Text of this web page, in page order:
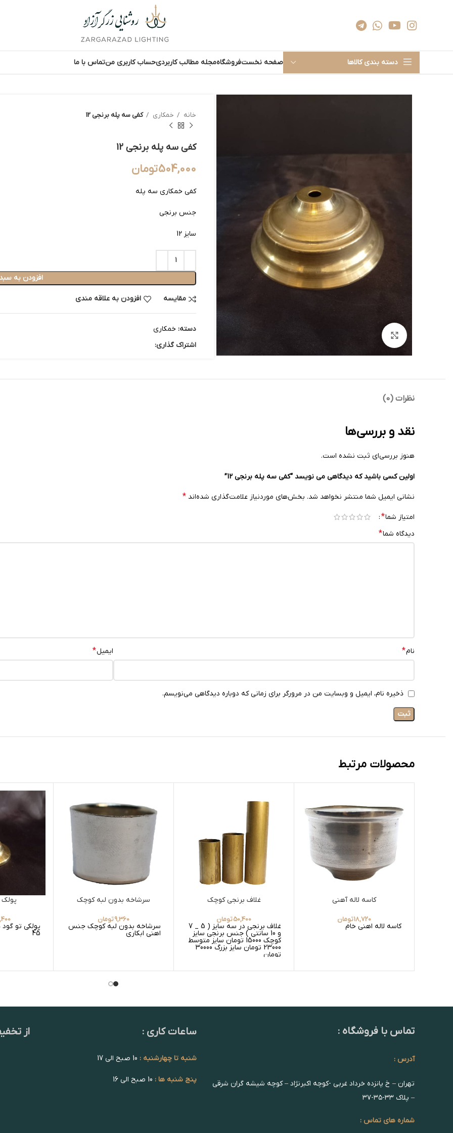
دسته بندی کالاها صفحه نخستفروشگاهمجله مطالب کاربردیحساب کاربری منتماس با ما
خانه خمکاری کفی سه پله برنجی 12
کفی سه پله برنجی 12
504,000تومان
کفی خمکاری سه پله
جنس برنجی
سایز 12
افزودن به
مقایسه افزودن به علاقه مندی
دسته: خمکاری
اشتراک گذاری:
نظرات (0)
نقد و بررسی‌ها
هنوز بررسی‌ای ثبت نشده است.
اولین کسی باشید که دیدگاهی می نویسد “کفی سه پله برنجی 12”
نشانی ایمیل شما منتشر نخواهد شد. بخش‌های موردنیاز علامت‌گذاری شده‌اند *
امتیاز شما*
دیدگاه شما*
نام* ایمیل*
ذخیره نام، ایمیل و وبسایت من در مرورگر برای زمانی که دوباره دیدگاهی می‌نویسم.
محصولات مرتبط
کاسه لاله آهنی
18,720تومان
کاسه لاله اهنی خام
غلاف برنجی کوچک
50,400تومان
غلاف برنجی در سه سایز ( 5 _ 7
و 10 سانتی ) جنس برنجی سایز
کوچک 15000 تومان سایز متوسط
23000 تومان سایز بزرگ 30000
تومان
سرشاخه بدون لبه کوچک
9,360تومان
سرشاخه بدون لبه کوچک جنس
اهنی ابکاری
پولک
45
تماس با فروشگاه :
آدرس :
تهران – خ پانزده خرداد غربی -کوچه اکبرنژاد – کوچه شیشه گران شرقی
– پلاک ۳۳-۳۵-۳۷
شماره های تماس :
ساعات کاری :
شنبه تا چهارشنبه :
پنج شنبه ها :
از